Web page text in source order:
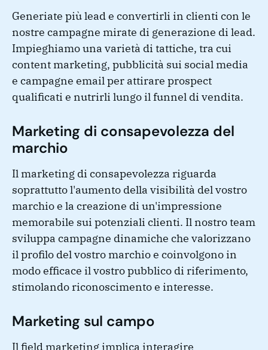
Generiate più lead e convertirli in clienti con le
nostre campagne mirate di generazione di lead.
Impieghiamo una varietà di tattiche, tra cui
content marketing, pubblicità sui social media
e campagne email per attirare prospect
qualificati e nutrirli lungo il funnel di vendita.
Marketing di consapevolezza del
marchio
Il marketing di consapevolezza riguarda
soprattutto l'aumento della visibilità del vostro
marchio e la creazione di un'impressione
memorabile sui potenziali clienti. Il nostro team
sviluppa campagne dinamiche che valorizzano
il profilo del vostro marchio e coinvolgono in
modo efficace il vostro pubblico di riferimento,
stimolando riconoscimento e interesse.
Marketing sul campo
Il field marketing implica interagire